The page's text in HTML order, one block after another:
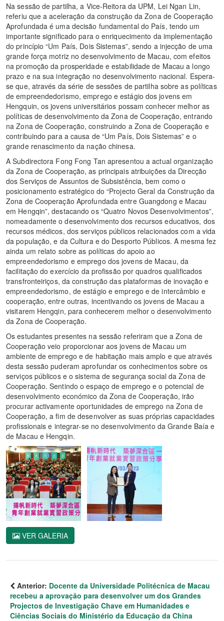
Na sessão de partilha, a Vice-Reitora da UPM, Lei Ngan Lin,
referiu que a aceleração da construção da Zona de Cooperação
Aprofundada é uma decisão fundamental do País, tendo um
importante significado para o enriquecimento da implementação
do princípio “Um País, Dois Sistemas”, sendo a injecção de uma
grande força motriz no desenvolvimento de Macau, com efeitos
na promoção da prosperidade e estabilidade de Macau a longo
prazo e na sua integração no desenvolvimento nacional. Espera-
se que, através da série de sessões de partilha sobre as políticas
de empreendedorismo, emprego e estágio dos jovens em
Hengquin, os jovens universitários possam conhecer melhor as
políticas de desenvolvimento da Zona de Cooperação, entrando
na Zona de Cooperação, construindo a Zona de Cooperação e
contribuindo para a causa de “Um País, Dois Sistemas” e o
grande renascimento da nação chinesa.
A Subdirectora Fong Fong Tan apresentou a actual organização
da Zona de Cooperação, as principais atribuições da Direcção
dos Serviços de Assuntos de Subsistência, bem como o
posicionamento estratégico do “Projecto Geral da Construção da
Zona de Cooperação Aprofundada entre Guangdong e Macau
em Hengqin”, destacando os “Quatro Novos Desenvolvimentos”,
nomeadamente o desenvolvimento dos recursos educativos, dos
recursos médicos, dos serviços públicos relacionados com a vida
da população, e da Cultura e do Desporto Públicos. A mesma fez
ainda um relato sobre as políticas do apoio ao
empreendedorismo e emprego dos jovens de Macau, da
facilitação do exercício da profissão por quadros qualificados
transfronteiriços, da construção das plataformas de inovação e
empreendedorismo, de estágio e emprego e de intercâmbio e
cooperação, entre outras, incentivando os jovens de Macau a
visitarem Hengqin, para conhecerem melhor o desenvolvimento
da Zona de Cooperação.
Os estudantes presentes na sessão referiram que a Zona de
Cooperação veio proporcionar aos jovens de Macau um
ambiente de emprego e de habitação mais amplo e que através
desta sessão puderam aprofundar os conhecimentos sobre os
serviços públicos e o sistema de segurança social da Zona de
Cooperação. Sentindo o espaço de emprego e o potencial de
desenvolvimento económico da Zona de Cooperação, irão
procurar activamente oportunidades de emprego na Zona de
Cooperação, a fim de desenvolver as suas próprias capacidades
profissionais e integrar-se no desenvolvimento da Grande Baía e
de Macau e Hengqin.
VER GALERIA
Anterior: Docente da Universidade Politécnica de Macau
recebeu a aprovação para desenvolver um dos Grandes
Projectos de Investigação Chave em Humanidades e
Ciências Sociais do Ministério da Educação da China